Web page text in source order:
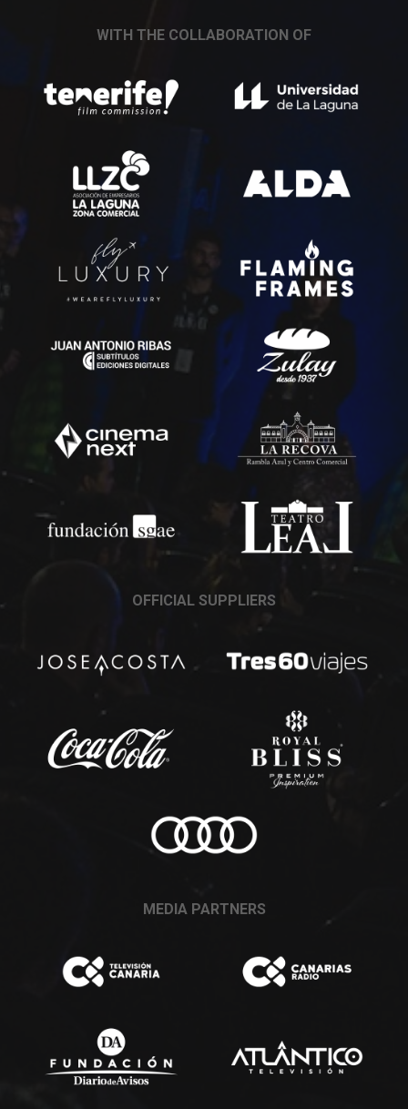
WITH THE COLLABORATION OF
OFFICIAL SUPPLIERS
MEDIA PARTNERS